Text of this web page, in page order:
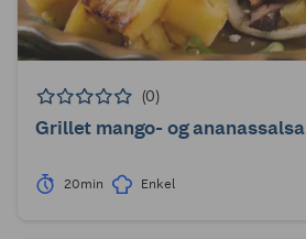
(0)
Grillet mango- og ananassalsa
20min Enkel